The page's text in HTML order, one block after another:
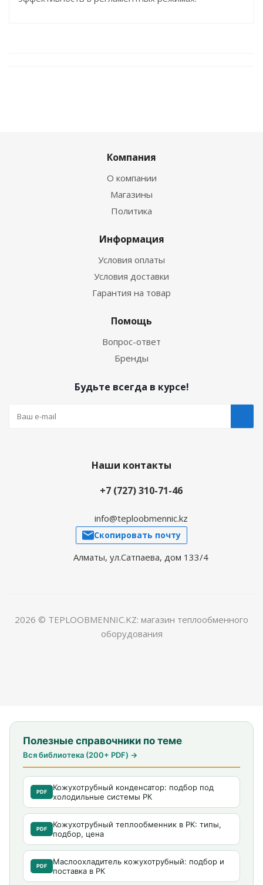
Компания
О компании
Магазины
Политика
Информация
Условия оплаты
Условия доставки
Гарантия на товар
Помощь
Вопрос-ответ
Бренды
Будьте всегда в курсе!
Наши контакты
+7 (727) 310-71-46
info@teploobmennic.kz
Скопировать почту
Алматы, ул.Сатпаева, дом 133/4
2026 © TEPLOOBMENNIC.KZ: магазин теплообменного
оборудования
Полезные справочники по теме
Вся библиотека (200+ PDF) →
PDF
Кожухотрубный конденсатор: подбор под
холодильные системы РК
PDF
Кожухотрубный теплообменник в РК: типы,
подбор, цена
PDF
Маслоохладитель кожухотрубный: подбор и
поставка в РК